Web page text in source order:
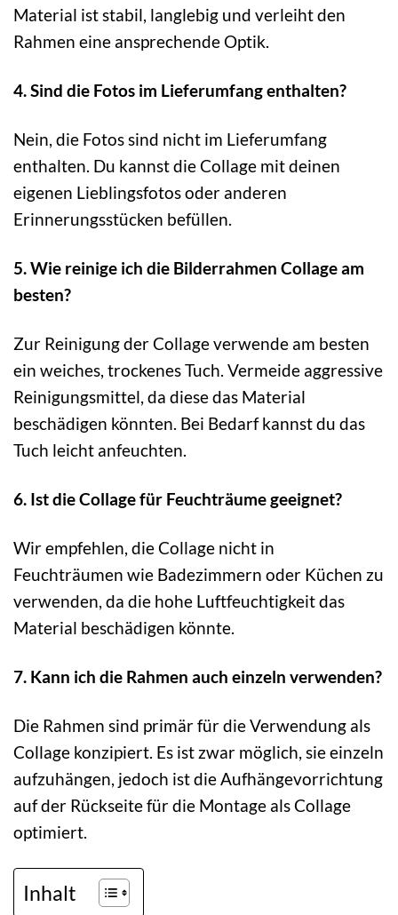
Material ist stabil, langlebig und verleiht den
Rahmen eine ansprechende Optik.
4. Sind die Fotos im Lieferumfang enthalten?
Nein, die Fotos sind nicht im Lieferumfang
enthalten. Du kannst die Collage mit deinen
eigenen Lieblingsfotos oder anderen
Erinnerungsstücken befüllen.
5. Wie reinige ich die Bilderrahmen Collage am
besten?
Zur Reinigung der Collage verwende am besten
ein weiches, trockenes Tuch. Vermeide aggressive
Reinigungsmittel, da diese das Material
beschädigen könnten. Bei Bedarf kannst du das
Tuch leicht anfeuchten.
6. Ist die Collage für Feuchträume geeignet?
Wir empfehlen, die Collage nicht in
Feuchträumen wie Badezimmern oder Küchen zu
verwenden, da die hohe Luftfeuchtigkeit das
Material beschädigen könnte.
7. Kann ich die Rahmen auch einzeln verwenden?
Die Rahmen sind primär für die Verwendung als
Collage konzipiert. Es ist zwar möglich, sie einzeln
aufzuhängen, jedoch ist die Aufhängevorrichtung
auf der Rückseite für die Montage als Collage
optimiert.
Inhalt